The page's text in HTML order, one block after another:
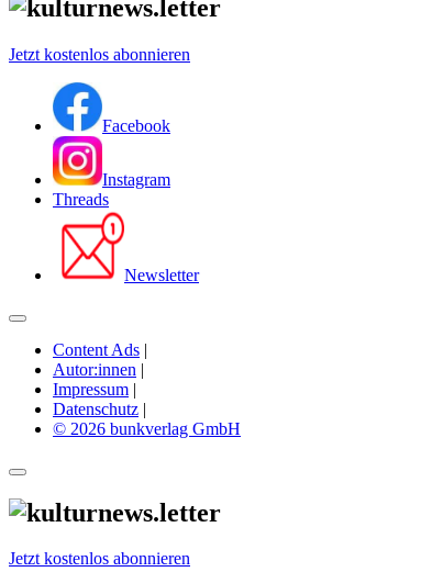
Jetzt kostenlos abonnieren
Facebook
Instagram
Threads
Newsletter
Content Ads |
Autor:innen |
Impressum |
Datenschutz |
© 2026 bunkverlag GmbH
Jetzt kostenlos abonnieren